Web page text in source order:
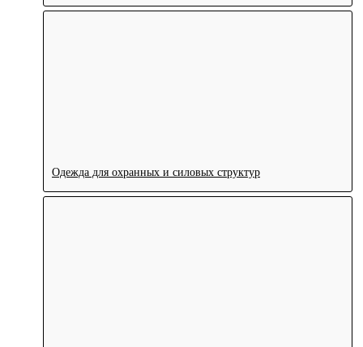
Одежда для охранных и силовых структур